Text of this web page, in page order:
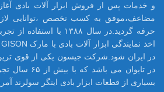
و خدمات پس از فروش ابزار آلات بادی
مضاعف،موفق به کسب تخصص ،توانایی
حرفه گردید.در سال ۱۳۸۸
در ایران شود.شرکت جیسون یکی از قوی ترین
در تایوان می
بسیاری از قطعات ابزار بادی اینگر سولرند